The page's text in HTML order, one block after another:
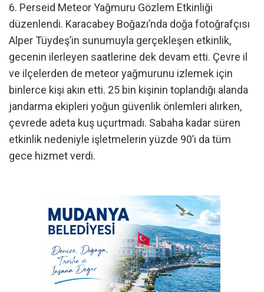
6. Perseid Meteor Yağmuru Gözlem Etkinliği
düzenlendi. Karacabey Boğazı’nda doğa fotoğrafçısı
Alper Tüydeş’in sunumuyla gerçekleşen etkinlik,
gecenin ilerleyen saatlerine dek devam etti. Çevre il
ve ilçelerden de meteor yağmurunu izlemek için
binlerce kişi akın etti. 25 bin kişinin toplandığı alanda
jandarma ekipleri yoğun güvenlik önlemleri alırken,
çevrede adeta kuş uçurtmadı. Sabaha kadar süren
etkinlik nedeniyle işletmelerin yüzde 90’ı da tüm
gece hizmet verdi.